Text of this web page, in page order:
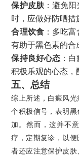
保护皮肤：避免阳
时，应做好防晒措
合理饮食：多吃富
有助于黑色素的合
保持良好心态 ：
积极乐观的心态，
五、总结
综上所述，白癜风
个积极信号，表明
加。然而，这并不
疗，定期复诊，以
者还应注意保护皮